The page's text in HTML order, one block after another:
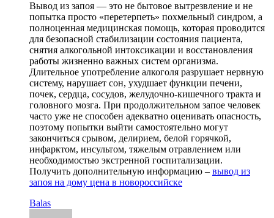
Вывод из запоя — это не бытовое вытрезвление и не
попытка просто «перетерпеть» похмельный синдром, а
полноценная медицинская помощь, которая проводится
для безопасной стабилизации состояния пациента,
снятия алкогольной интоксикации и восстановления
работы жизненно важных систем организма.
Длительное употребление алкоголя разрушает нервную
систему, нарушает сон, ухудшает функции печени,
почек, сердца, сосудов, желудочно-кишечного тракта и
головного мозга. При продолжительном запое человек
часто уже не способен адекватно оценивать опасность,
поэтому попытки выйти самостоятельно могут
закончиться срывом, делирием, белой горячкой,
инфарктом, инсультом, тяжелым отравлением или
необходимостью экстренной госпитализации.
Получить дополнительную информацию – вывод из
запоя на дому цена в новороссийске
Balas